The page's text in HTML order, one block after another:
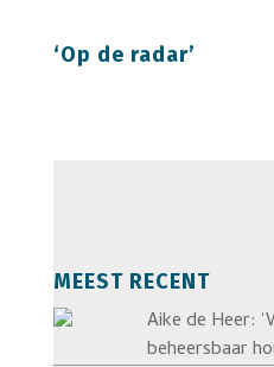
‘Op de radar’
MEEST RECENT
Aike de Heer:
beheersbaar